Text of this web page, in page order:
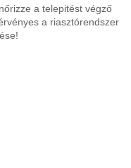
a telepitést végző
a riasztórendszer